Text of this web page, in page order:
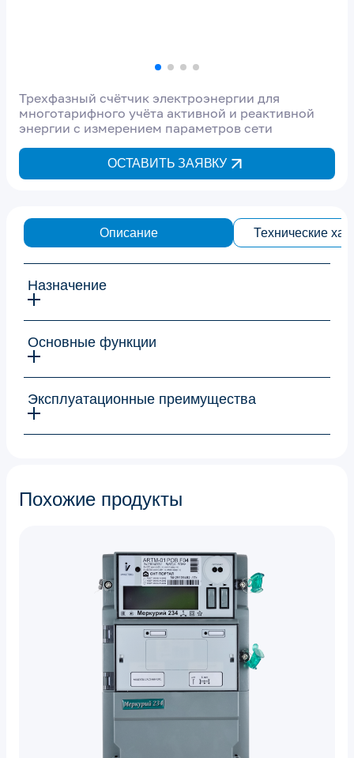
ОСТАВИТЬ ЗАЯВКУ
Трехфазный счётчик электроэнергии для
многотарифного учёта активной и реактивной
энергии с измерением параметров сети
Описание Технические
Назначение
Основные функции
Эксплуатационные преимущества
Похожие продукты